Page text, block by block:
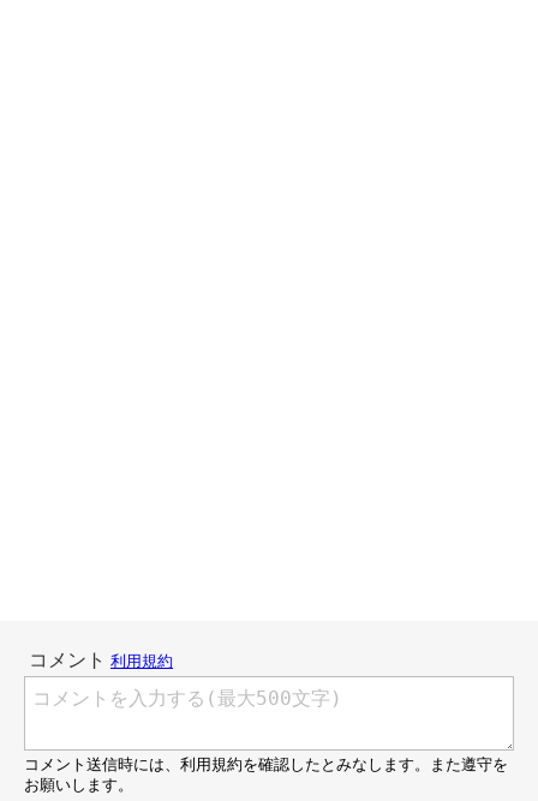
@Yukikun20201004
この写真を撮影したときのことを、飼い主さんは「散歩に行くと